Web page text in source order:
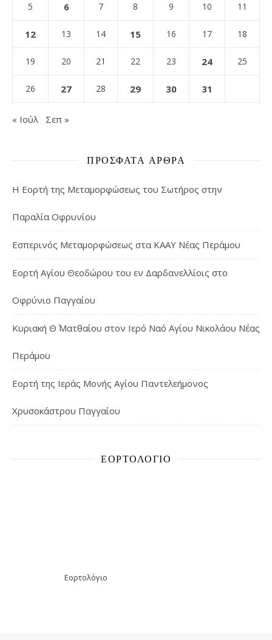
5 6 7 8 9 10 11
12 13 14 15 16 17 18
19 20 21 22 23 24 25
26 27 28 29 30 31
« Ιούλ Σεπ »
ΠΡΌΣΦΑΤΑ ΆΡΘΡΑ
Η Εορτή της Μεταμορφώσεως του Σωτήρος στην
Παραλία Οφρυνίου
Εσπερινός Μεταμορφώσεως στα ΚΑΑΥ Νέας Περάμου
Εορτή Αγίου Θεοδώρου του εν Δαρδανελλίοις στο
Οφρύνιο Παγγαίου
Κυριακή Θ΄ Ματθαίου στον Ιερό Ναό Αγίου Νικολάου Νέας
Περάμου
Εορτή της Ιεράς Μονής Αγίου Παντελεήμονος
Χρυσοκάστρου Παγγαίου
ΕΟΡΤΟΛΌΓΙΟ
Εορτολόγιο